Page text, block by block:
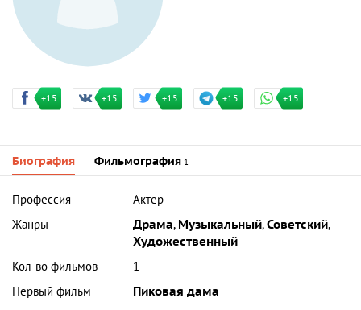
+15 +15 +15 +15 +15
Биография Фильмография 1
Профессия
Актер
Жанры
Драма, Музыкальный,Советский,
Художественный
Кол-во фильмов
1
Первый фильм
Пиковая дама